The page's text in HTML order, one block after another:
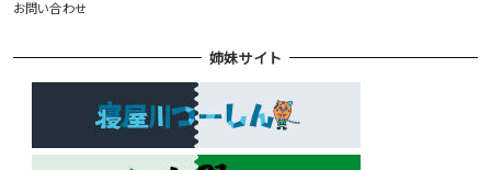
お問い合わせ
姉妹サイト